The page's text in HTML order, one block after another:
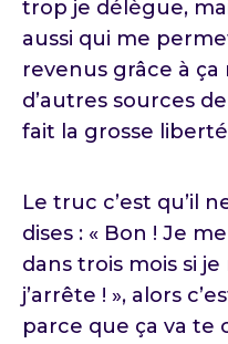
trop je délègue,
aussi qui me
revenus grâce à ça
d’autres sources
fait la grosse
Le truc c’est qu’il
dises : « Bon ! Je
dans trois mois si je
j’arrête ! », alors
parce que ça va te